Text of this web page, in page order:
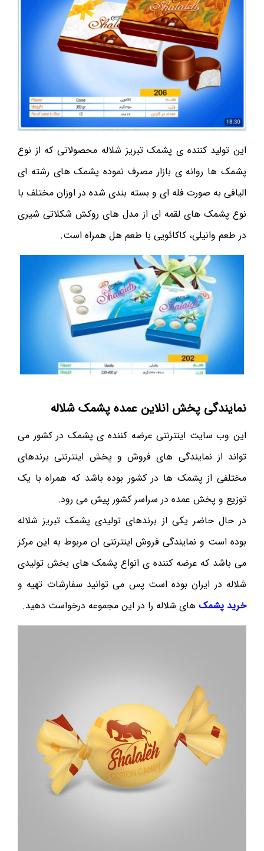
این تولید کننده ی پشمک تبریز شلاله محصولاتی که از نوع
پشمک ها روانه ی بازار مصرف نموده پشمک های رشته ای
الیافی به صورت فله ای و بسته بندی شده در اوزان مختلف با
نوع پشمک های لقمه ای از مدل های روکش شکلاتی شیری
در طعم وانیلی، کاکائویی با طعم هل همراه است.
نمایندگی پخش انلاین عمده پشمک شلاله
این وب سایت اینترنتی عرضه کننده ی پشمک در کشور می
تواند از نمایندگی های فروش و پخش اینترنتی برندهای
مختلفی از پشمک ها در کشور بوده باشد که همراه با یک
توزیع و پخش عمده در سراسر کشور پیش می رود.
در حال حاضر یکی از برندهای تولیدی پشمک تبریز شلاله
بوده است و نمایندگی فروش اینترنتی ان مربوط به این مرکز
می باشد که عرضه کننده ی انواع پشمک های بخش تولیدی
شلاله در ایران بوده است پس می توانید سفارشات تهیه و
خرید پشمک های شلاله را در این مجموعه درخواست دهید.